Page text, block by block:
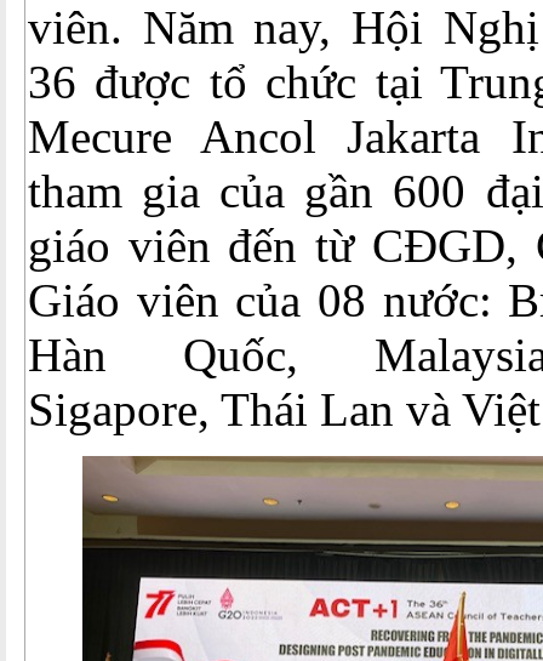
viên. Năm nay, Hội
36 được tổ chức tại
Mecure Ancol Jakarta
tham gia của gần 600
giáo viên đến từ CĐGD,
Giáo viên của 08 nước:
Hàn Quốc,
Sigapore, Thái Lan và